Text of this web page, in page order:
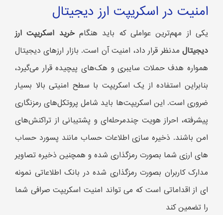
امنیت در اسکریپت ارز دیجیتال
یکی از مهم‌ترین عواملی که باید هنگامخرید اسکریپت ارز
دیجیتال مدنظر قرار داد، امنیت آن است. بازار ارزهای دیجیتال
همواره هدف حملات سایبری و هک‌های پیچیده قرار می‌گیرد،
بنابراین استفاده از یک اسکریپت با سطح امنیتی بالا بسیار
ضروری است. این اسکریپت‌ها باید شامل پروتکل‌های رمزنگاری
پیشرفته، احراز هویت چندمرحله‌ای و پشتیبانی از تراکنش‌های
امن باشند. ذخیره سازی اطلاعات حساب مانند پسورد حساب
های ارزی شما بصورت رمزگذاری شده و همچنین ذخیره تصاویر
مدارک کاربران بصورت رمزگذاری شده در بانک اطلاعاتی نمونه
ای از اقداماتی است که می تواند امنیت اسکریپت صرافی شما
را تضمین کند